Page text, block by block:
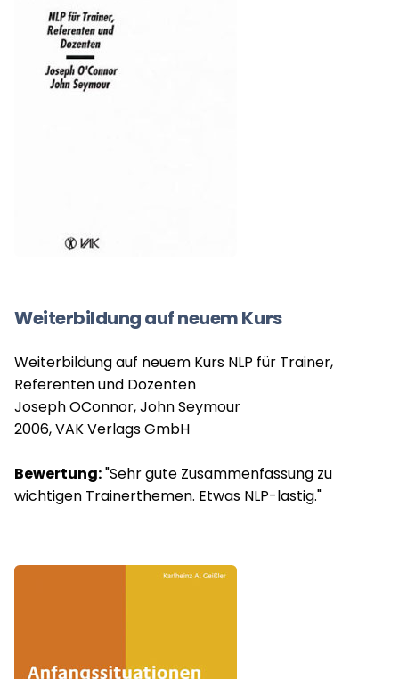
Weiterbildung auf neuem Kurs
Weiterbildung auf neuem Kurs NLP für Trainer,
Referenten und Dozenten
Joseph OConnor, John Seymour
2006, VAK Verlags GmbH
Bewertung:"Sehr gute Zusammenfassung zu
wichtigen Trainerthemen. Etwas NLP-lastig."